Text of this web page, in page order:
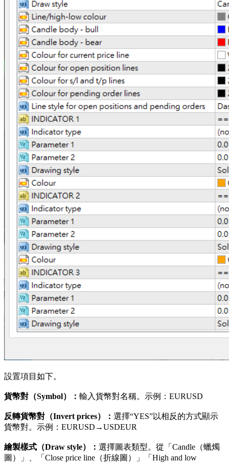
設置項目如下。
貨幣對（Symbol）： 輸入貨幣對名稱。示例：EURUSD
反轉貨幣對（Invert prices）： 選擇“YES”以相反的方式顯示
貨幣對。示例：EURUSD→USDEUR
繪製樣式（Draw style）： 選擇圖表類型。從「Candle（蠟燭
圖）」、「Close price line（折線圖）」「High and low